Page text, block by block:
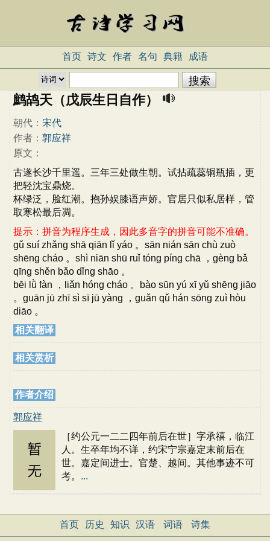
首页 诗文 作者 名句 典籍 成语
鹧鸪天（戊辰生日自作）
朝代： 宋代
作者： 郭应祥
原文：
古遂长沙千里遥。三年三处做生朝。试拈疏蕊铜瓶插，更
把轻沈宝鼎烧。
杯绿泛，脸红潮。抱孙娱膝语声娇。官居只似私居样，管
取寒松最后凋。
提示：拼音为程序生成，因此多音字的拼音可能不准确。
gǔ suí zhǎng shā qiān lǐ yáo 。sān nián sān chù zuò
shēng cháo 。shì niān shū ruǐ tóng píng chā ，gèng bǎ
qīng shěn bǎo dǐng shāo 。
bēi lǜ fàn ，liǎn hóng cháo 。bào sūn yú xī yǔ shēng jiāo
。guān jū zhī sì sī jū yàng ，guǎn qǔ hán sōng zuì hòu
diāo 。
相关翻译
相关赏析
作者介绍
郭应祥
［约公元一二二四年前后在世］字承禧，临江
人。生卒年均不详，约宋宁宗嘉定末前后在
世。嘉定间进士。官楚、越间。其他事迹不可
考。 ...
首页 历史 知识 汉语 词语 诗集